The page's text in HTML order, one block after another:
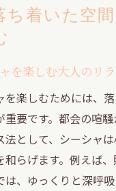
ち着いた空
を楽しむ大人のリ
を楽しむためには、
重要です。都会の喧
として、シーシャは
和らげます。例えば
は、ゆっくりと深呼